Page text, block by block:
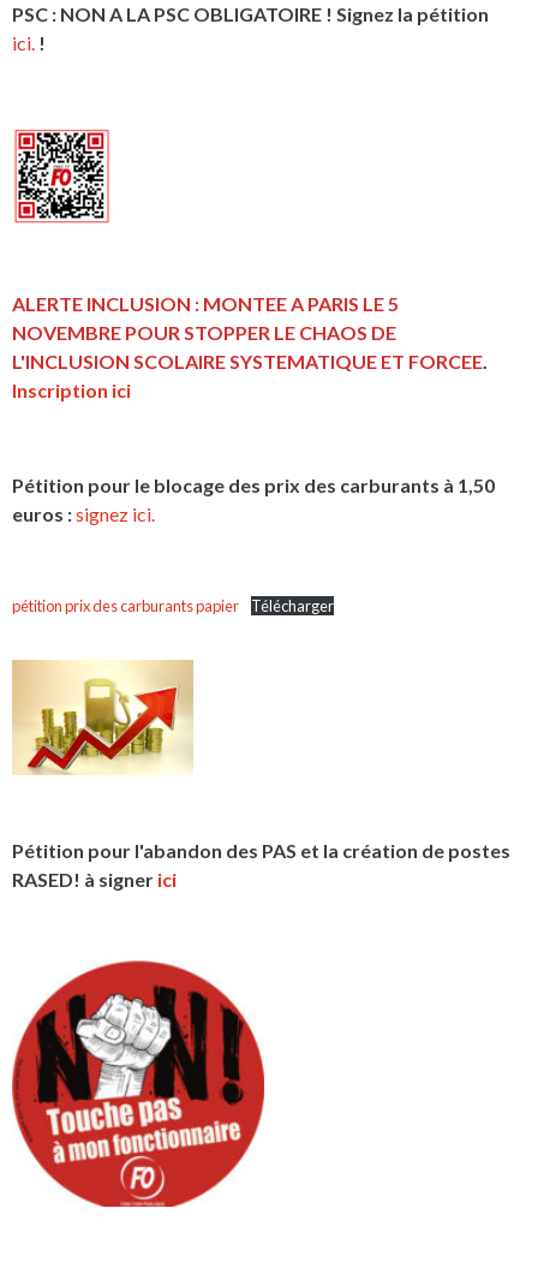
PSC : NON A LA PSC OBLIGATOIRE ! Signez la pétition
ici. !
ALERTE INCLUSION : MONTEE A PARIS LE 5
NOVEMBRE POUR STOPPER LE CHAOS DE
L'INCLUSION SCOLAIRE SYSTEMATIQUE ET FORCEE
Inscription ici
Pétition pour le blocage des prix des carburants à 1,50
euros :signez ici.
pétition prix des carburants papier Télécharger
Pétition pour l'abandon des PAS et la création de postes
RASED! à signer ici